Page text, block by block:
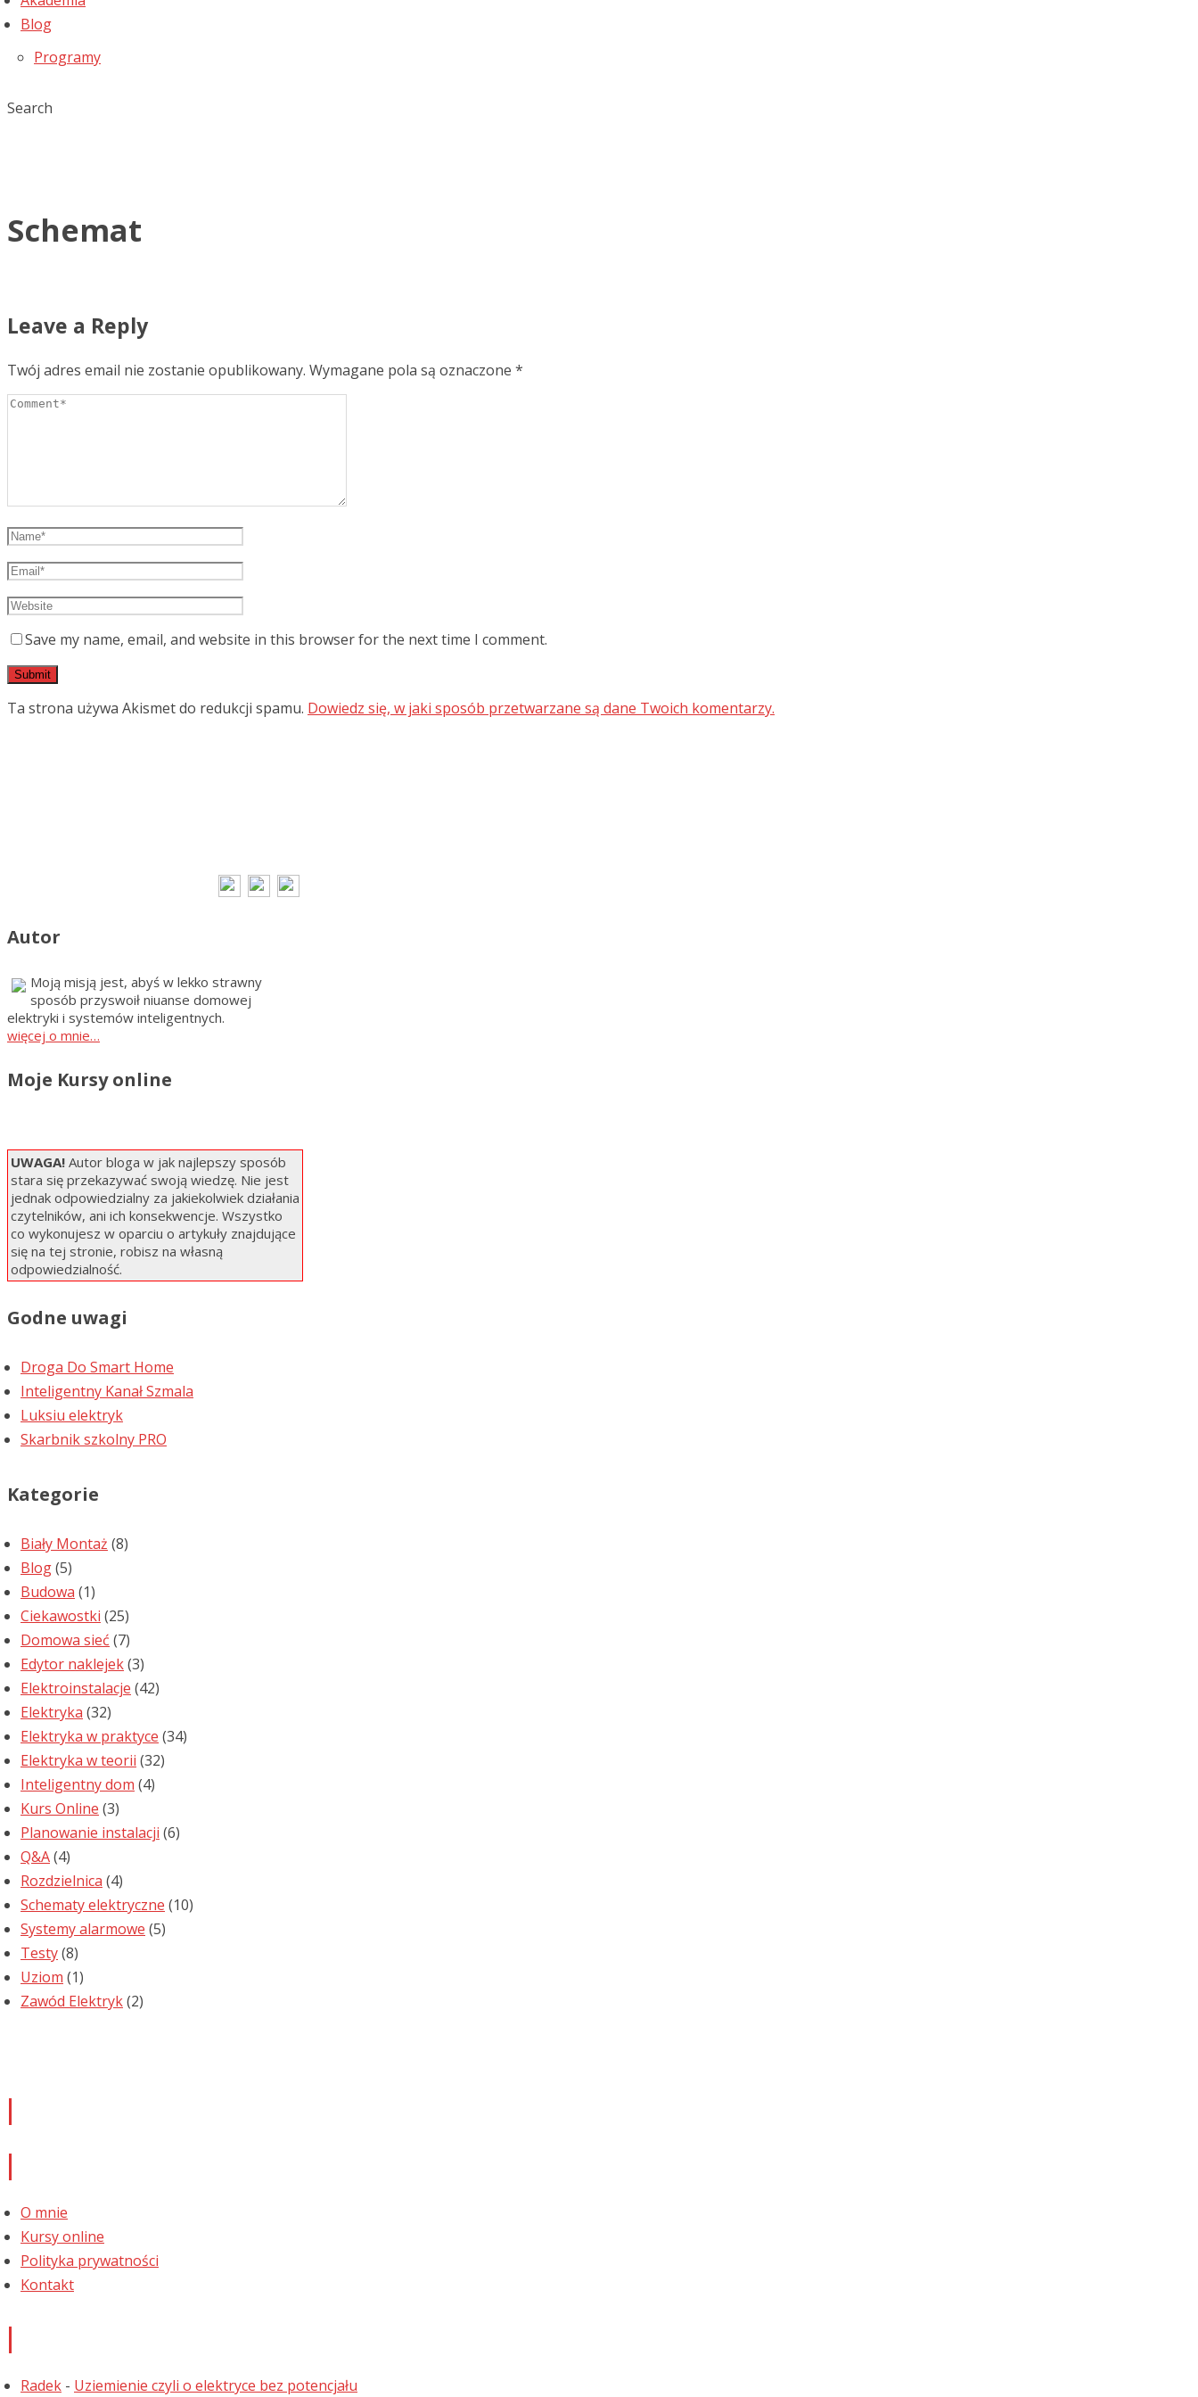
Blog
Programy
Search
Schemat
Leave a Reply
Twój adres email nie zostanie opublikowany. Wymagane pola są oznaczone *
Save my name, email, and website in this browser for the next time I comment.
Ta strona używa Akismet do redukcji spamu. Dowiedz się, w jaki sposób przetwarzane są dane Twoich komentarzy.
Autor
Moją misją jest, abyś w lekko strawny
sposób przyswoił niuanse domowej
elektryki i systemów inteligentnych.
więcej o mnie…
Moje Kursy online
UWAGA! Autor bloga w jak najlepszy sposób
stara się przekazywać swoją wiedzę. Nie jest
jednak odpowiedzialny za jakiekolwiek działania
czytelników, ani ich konsekwencje. Wszystko
co wykonujesz w oparciu o artykuły znajdujące
się na tej stronie, robisz na własną
odpowiedzialność.
Godne uwagi
Droga Do Smart Home
Inteligentny Kanał Szmala
Luksiu elektryk
Skarbnik szkolny PRO
Kategorie
Biały Montaż (8)
Blog(5)
Budowa (1)
Ciekawostki (25)
Domowa sieć (7)
Edytor naklejek(3)
Elektroinstalacje (42)
Elektryka (32)
Elektryka w praktyce (34)
Elektryka w teorii (32)
Inteligentny dom (4)
Kurs Online (3)
Planowanie instalacji (6)
Q&A(4)
Rozdzielnica (4)
Schematy elektryczne (10)
Systemy alarmowe (5)
Testy(8)
Uziom (1)
Zawód Elektryk(2)
O mnie
Kursy online
Polityka prywatności
Kontakt
Radek - Uziemienie czyli o elektryce bez potencjału